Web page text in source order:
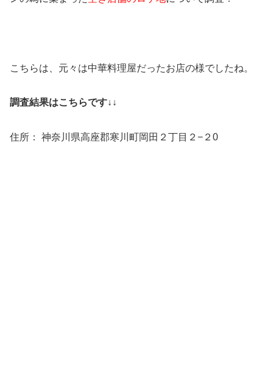
こちらは、元々は中華料理屋だったお店の様でしたね。
調査結果はこちらです↓↓
住所： 神奈川県高座郡寒川町岡田２丁目２−２0